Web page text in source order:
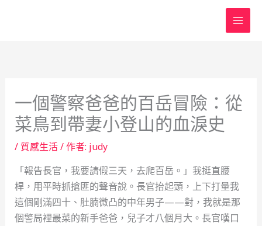
一個警察爸爸的百岳冒險：從
菜鳥到帶妻小登山的血淚史
/ 質感生活/ 作者: judy
「報告長官，我要請假三天，去爬百岳。」我挺直腰
桿，用平時抓搶匪的聲音說。長官抬起頭，上下打量我
這個剛滿四十、肚腩微凸的中年男子——對，我就是那
個警局裡最菜的新手爸爸，兒子才八個月大。長官嘆口